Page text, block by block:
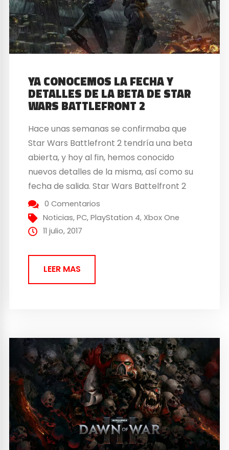
YA CONOCEMOS LA FECHA Y
DETALLES DE LA BETA DE STAR
WARS BATTLEFRONT 2
Hace unas semanas se confirmaba que
Star Wars Battlefront 2 tendría una beta
abierta, y hoy al fin, hemos conocido
nuevos detalles de la misma, así como su
fecha de salida. Star Wars Battelfront 2
llegará a todas las plataformas el próximo
17 de noviembre. Confirmado de manera
oficial por parte de Electronic Arts, hoy...
0 Comentarios
Noticias,PC,PlayStation 4, Xbox One
11 julio, 2017
LEER MAS